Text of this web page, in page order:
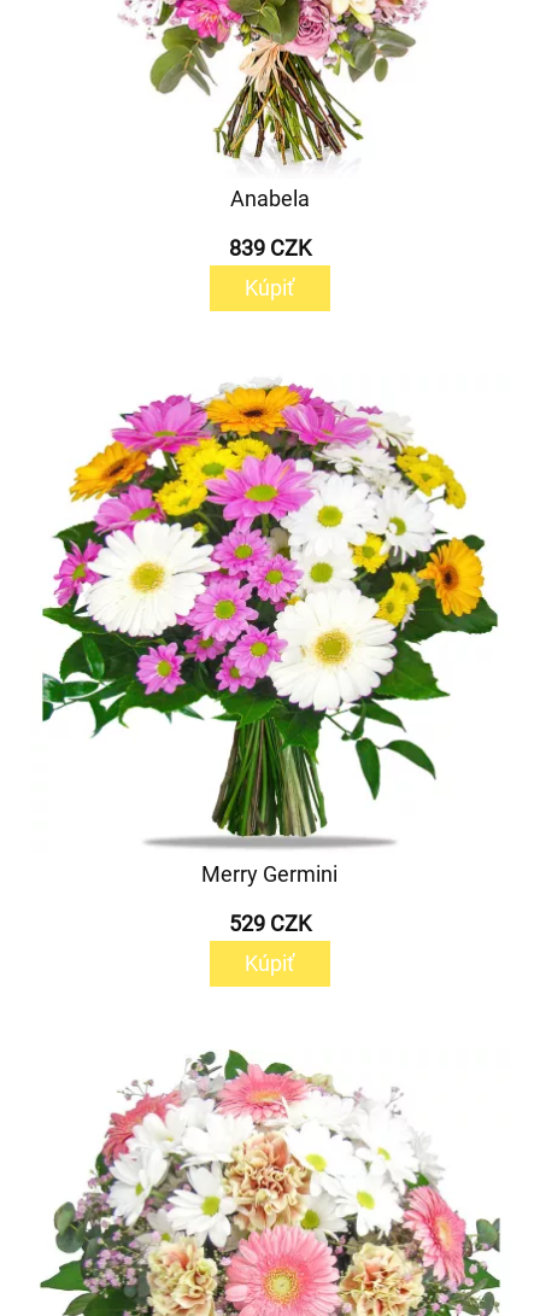
Anabela
839 CZK
Kúpiť
Merry Germini
529 CZK
Kúpiť